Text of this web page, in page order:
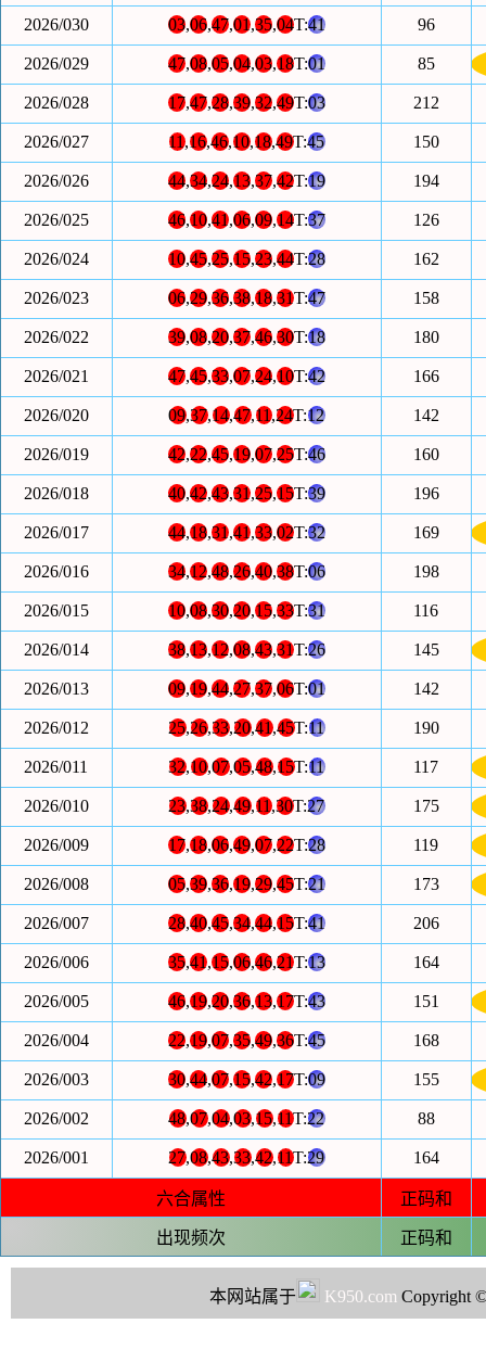
2026/030 03,06,47,01,35,04T:41 96
2026/029 47,08,05,04,03,18T:01 85
2026/028 17,47,28,39,32,49T:03 212
2026/027 11,16,46,10,18,49T:45 150
2026/026 44,34,24,13,37,42T:19 194
2026/025 46,10,41,06,09,14T:37 126
2026/024 10,45,25,15,23,44T:28 162
2026/023 06,29,36,38,18,31T:47 158
2026/022 39,08,20,37,46,30T:18 180
2026/021 47,45,33,07,24,10T:42 166
2026/020 09,37,14,47,11,24T:12 142
2026/019 42,22,45,19,07,25T:46 160
2026/018 40,42,43,31,25,15T:39 196
2026/017 44,18,31,41,33,02T:32 169
2026/016 34,12,48,26,40,38T:06 198
2026/015 10,08,30,20,15,33T:31 116
2026/014 38,13,12,08,43,31T:26 145
2026/013 09,19,44,27,37,06T:01 142
2026/012 25,26,33,20,41,45T:11 190
2026/011 32,10,07,05,48,15T:11 117
2026/010 23,38,24,49,11,30T:27 175
2026/009 17,18,06,49,07,22T:28 119
2026/008 05,39,36,19,29,45T:21 173
2026/007 28,40,45,34,44,15T:41 206
2026/006 35,41,15,06,46,21T:13 164
2026/005 46,19,20,36,13,17T:43 151
2026/004 22,19,07,35,49,36T:45 168
2026/003 30,44,07,15,42,17T:09 155
2026/002 48,07,04,03,15,11T:22 88
2026/001 27,08,43,33,42,11T:29 164
六合属性 正码和
出现频次 正码和
本网站属于 K950.com Copyright